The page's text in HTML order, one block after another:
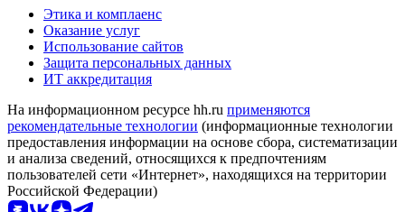
Этика и комплаенс
Оказание услуг
Использование сайтов
Защита персональных данных
ИТ аккредитация
На информационном ресурсе hh.ru применяются
рекомендательные технологии (информационные технологии
предоставления информации на основе сбора, систематизации
и анализа сведений, относящихся к предпочтениям
пользователей сети «Интернет», находящихся на территории
Российской Федерации)